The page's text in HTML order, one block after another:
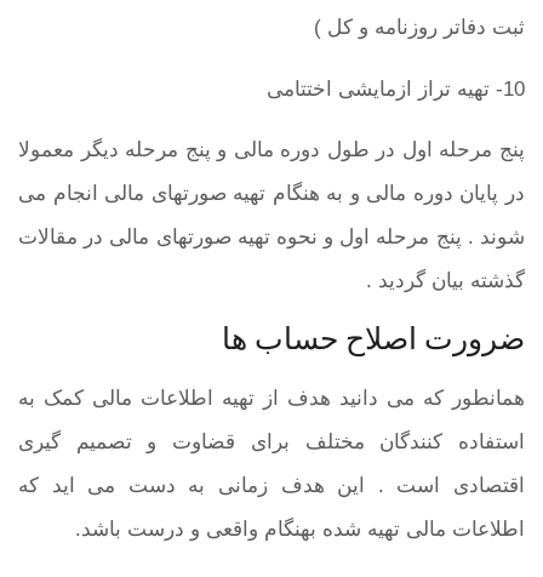
ثبت دفاتر روزنامه و کل )
10- تهیه تراز ازمایشی اختتامی
پنج مرحله اول در طول دوره مالی و پنج مرحله دیگر معمولا
در پایان دوره مالی و به هنگام تهیه صورتهای مالی انجام می
شوند . پنج مرحله اول و نحوه تهیه صورتهای مالی در مقالات
گذشته بیان گردید .
ضرورت اصلاح حساب ها
همانطور که می دانید هدف از تهیه اطلاعات مالی کمک به
استفاده کنندگان مختلف برای قضاوت و تصمیم گیری
اقتصادی است . این هدف زمانی به دست می اید که
اطلاعات مالی تهیه شده بهنگام واقعی و درست باشد.